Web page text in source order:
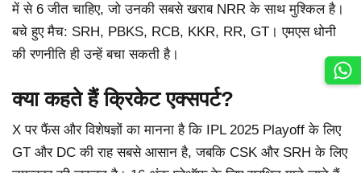
में से 6 जीत चाहिए, जो उनकी सबसे खराब NRR के साथ मुश्किल है।
बचे हुए मैच: SRH, PBKS, RCB, KKR, RR, GT। एमएस धोनी
की रणनीति ही उन्हें बचा सकती है।
क्या कहते हैं क्रिकेट एक्सपर्ट?
X पर फैंस और विशेषज्ञों का मानना है कि IPL 2025 Playoff के लिए
GT और DC की राह सबसे आसान है, जबकि CSK और SRH के लिए